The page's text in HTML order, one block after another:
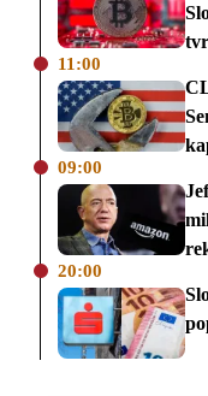
11:00
09:00
20:00